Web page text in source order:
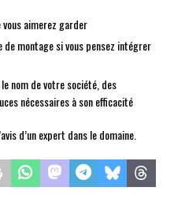
aimerez garder
montage si vous pensez intégrer
nom de votre société, des
nécessaires à son efficacité
d’un expert dans le domaine.